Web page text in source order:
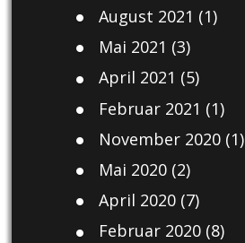
August 2021 (1)
Mai 2021 (3)
April 2021 (5)
Februar 2021 (1)
November 2020(1)
Mai 2020(2)
April 2020(7)
Februar 2020(8)